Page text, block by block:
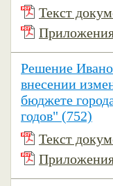
Текст
Решение
внесении
бюджете
годов" (752)
Текст